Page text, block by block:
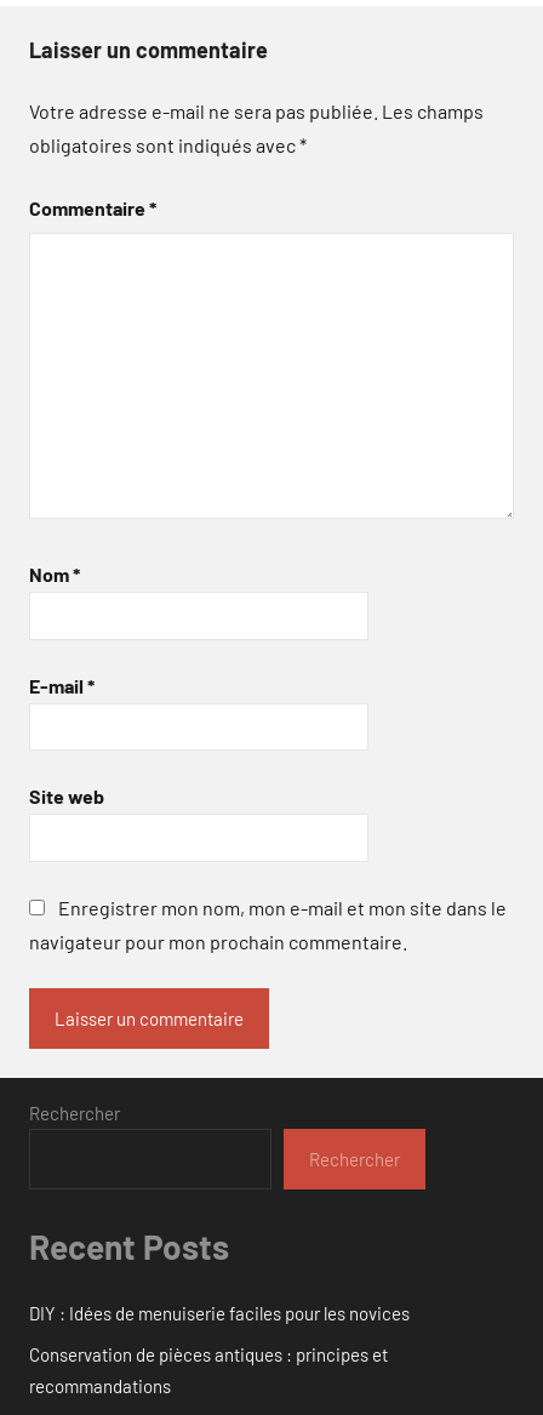
Laisser un commentaire
Votre adresse e-mail ne sera pas publiée. Les champs
obligatoires sont indiqués avec*
Commentaire*
Nom*
E-mail *
Site web
Enregistrer mon nom, mon e-mail et mon site dans le
navigateur pour mon prochain commentaire.
Rechercher
Rechercher
Recent Posts
DIY : Idées de menuiserie faciles pour les novices
Conservation de pièces antiques : principes et
recommandations